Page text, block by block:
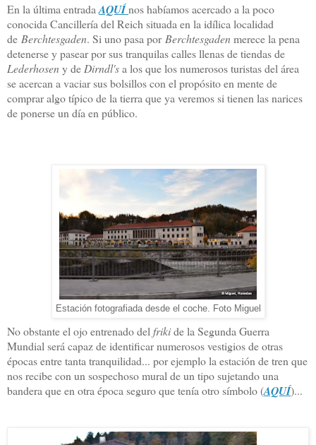
En la última entrada AQUÍnos habíamos acercado a la poco
conocida Cancillería del Reich situada en la idílica localidad
de Berchtesgaden. Si uno pasa por Berchtesgadenmerece la pena
detenerse y pasear por sus tranquilas calles llenas de tiendas de
Lederhoseny de Dirndl'sa los que los numerosos turistas del área
se acercan a vaciar sus bolsillos con el propósito en mente de
comprar algo típico de la tierra que ya veremos si tienen las narices
de ponerse un día en público.
Estación fotografiada desde el coche. Foto Miguel
No obstante el ojo entrenado del frikide la Segunda Guerra
Mundial será capaz de identificar numerosos vestigios de otras
épocas entre tanta tranquilidad... por ejemplo la estación de tren que
nos recibe con un sospechoso mural de un tipo sujetando una
bandera que en otra época seguro que tenía otro símbolo (AQUÍ)...